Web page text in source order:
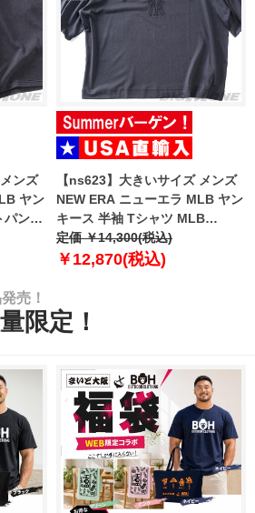
ンズ
ヤン
パンツ
【ns623】大きいサイズ メンズ
NEW ERA ニューエラ MLB ヤン
キース 半袖 Tシャツ MLB
WASHED NEW YORK YANKEES
T-SHIRT USA直輸入 60771645
定価 ￥14,300(税込)
￥12,870(税込)
売！
限定！